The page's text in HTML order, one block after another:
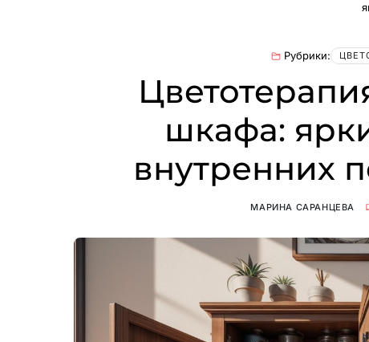
Рубрики:
шкафа:
внутренних
МАРИНА САРАНЦЕВА